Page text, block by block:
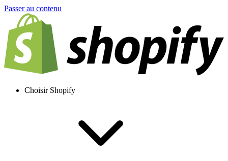
Passer au contenu
Choisir Shopify